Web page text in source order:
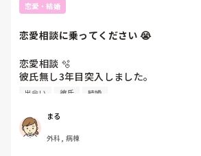
恋愛・結婚
恋愛相談に乗ってください 😭
恋愛相談 🫧
彼氏無し3年目突入しました。
来年30を迎えるので結婚を考えます。
相談所へ入会しましたがアプリと変わら
途方に暮れています。
友達からの紹介は難しいです💦
出会い 彼氏 結婚
まる
外科, 病棟